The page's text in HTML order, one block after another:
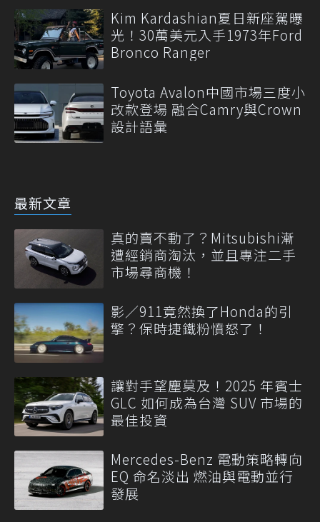
Kim Kardashian夏日新座駕曝
光！30萬美元入手1973年Ford
Bronco Ranger
Toyota Avalon中國市場三度小
改款登場 融合Camry與Crown
設計語彙
最新文章
真的賣不動了？Mitsubishi漸
遭經銷商淘汰，並且專注二手
市場尋商機！
影／911竟然換了Honda的引
擎？保時捷鐵粉憤怒了！
讓對手望塵莫及！2025 年賓士
GLC 如何成為台灣 SUV 市場的
最佳投資
Mercedes-Benz 電動策略轉向
EQ 命名淡出 燃油與電動並行
發展